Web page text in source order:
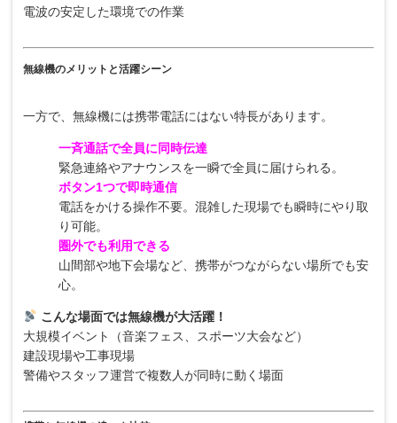
電波の安定した環境での作業
無線機のメリットと活躍シーン
一方で、無線機には携帯電話にはない特長があります。
一斉通話で全員に同時伝達
緊急連絡やアナウンスを一瞬で全員に届けられる。
ボタン1つで即時通信
電話をかける操作不要。混雑した現場でも瞬時にやり取
り可能。
圏外でも利用できる
山間部や地下会場など、携帯がつながらない場所でも安
心。
こんな場面では無線機が大活躍！
大規模イベント（音楽フェス、スポーツ大会など）
建設現場や工事現場
警備やスタッフ運営で複数人が同時に動く場面